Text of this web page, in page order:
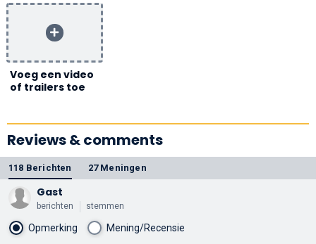
Voeg een video
of trailers toe
Reviews & comments
118 Berichten 27 Meningen
Gast
berichten stemmen
Opmerking Mening/Recensie